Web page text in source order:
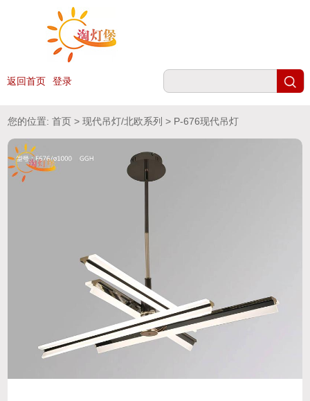
返回首页 登录
您的位置:首页 >现代吊灯/北欧系列 > P-676现代吊灯